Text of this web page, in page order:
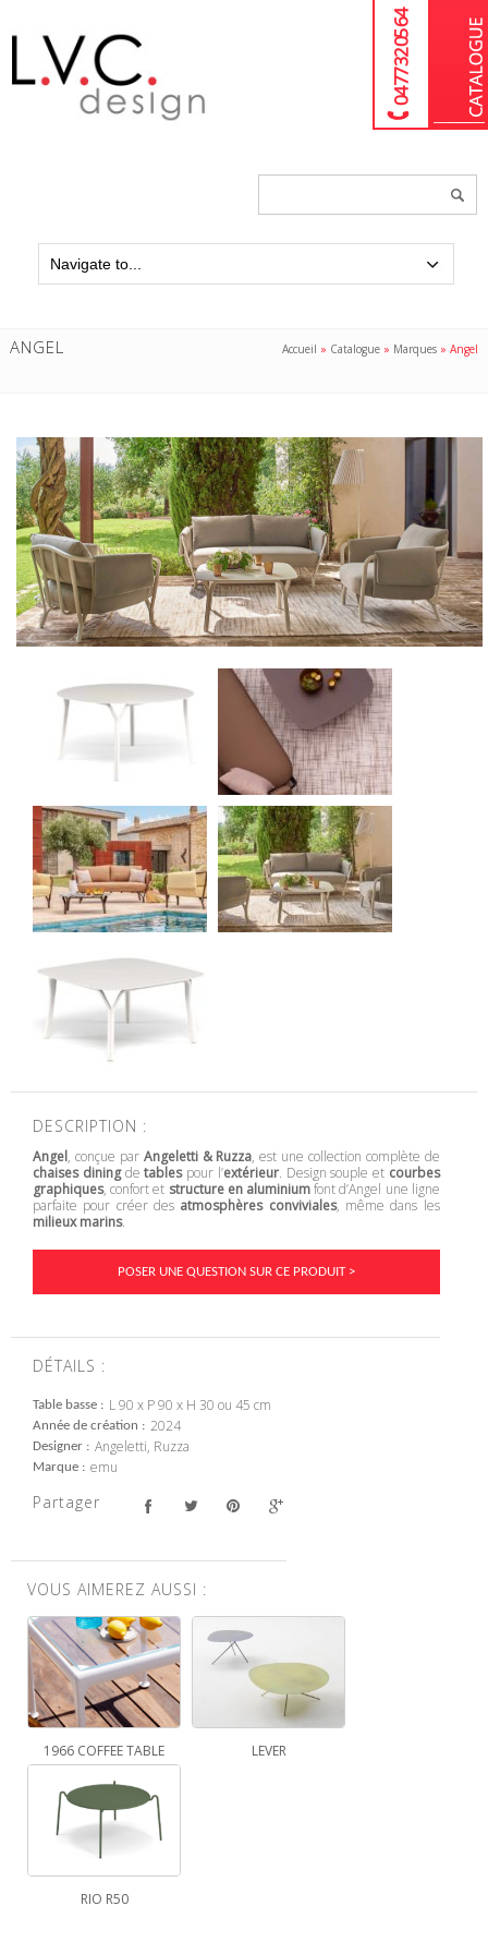
04 77 32 05 64
ANGEL Accueil » Catalogue » Marques »Angel
DESCRIPTION :
Angel, conçue par Angeletti & Ruzza, est une collection complète de
chaises diningdetablespour l’extérieur. Design souple et courbes
graphiques, confort et structure en aluminiumfont d’Angel une ligne
parfaite pour créer des atmosphères conviviales, même dans les
milieux marins.
POSER UNE QUESTION SUR CE PRODUIT >
DÉTAILS :
Table basse L 90 x P 90 x H 30 ou 45 cm
Année de création 2024
Designer Angeletti, Ruzza
Marque emu
Partager
VOUS AIMEREZ AUSSI :
1966 COFFEE TABLE LEVER
RIO R50